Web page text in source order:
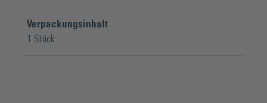
Verpackungsinhalt
1 Stück